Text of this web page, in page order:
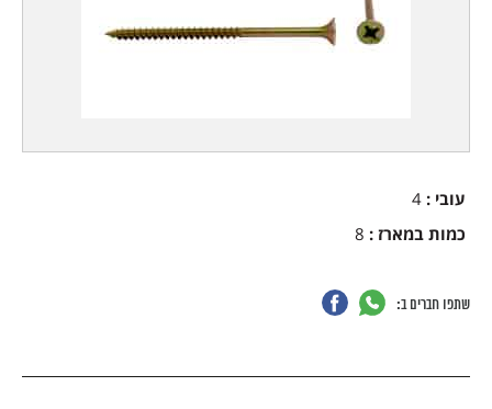
עובי :
כמות במארז :
שתפו חברים ב: